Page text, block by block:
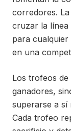
corredores.
cruzar la línea
para
en una
Los trofeos
ganadores,
superarse a sí
Cada trofeo